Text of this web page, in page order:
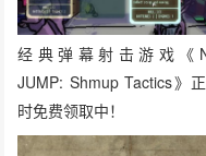
经典弹幕射击游戏《
JUMP: Shmup Tactics》
时免费领取中！